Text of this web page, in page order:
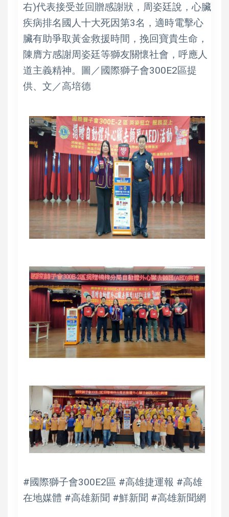
右)代表接受並回贈感謝狀，周姿廷說，心臟
疾病排名國人十大死因第3名，適時電擊心
臟有助爭取黃金救援時間，挽回寶貴生命，
陳膺方感謝周姿廷等獅友關懷社會，呼應人
道主義精神。圖／國際獅子會300E2區提
供、文／高培德
#國際獅子會300E2區 #高雄捷運報 #高雄
在地媒體 #高雄新聞 #鮮新聞 #高雄新聞網